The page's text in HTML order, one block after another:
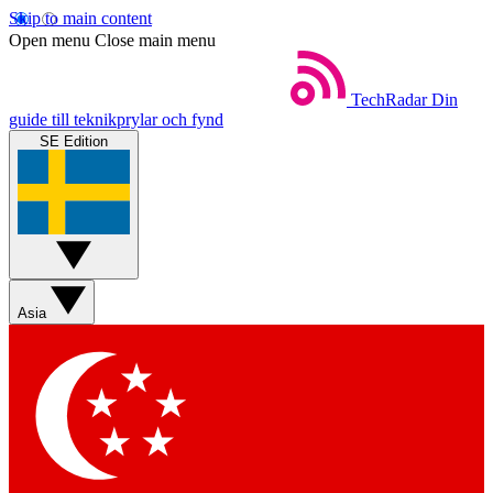
Skip to main content
Open menu Close main menu
TechRadar Din
guide till teknikprylar och fynd
SE Edition
Asia